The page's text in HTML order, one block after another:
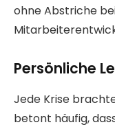
ohne Abstriche
Persönliche
Jede Krise
betont häufig,